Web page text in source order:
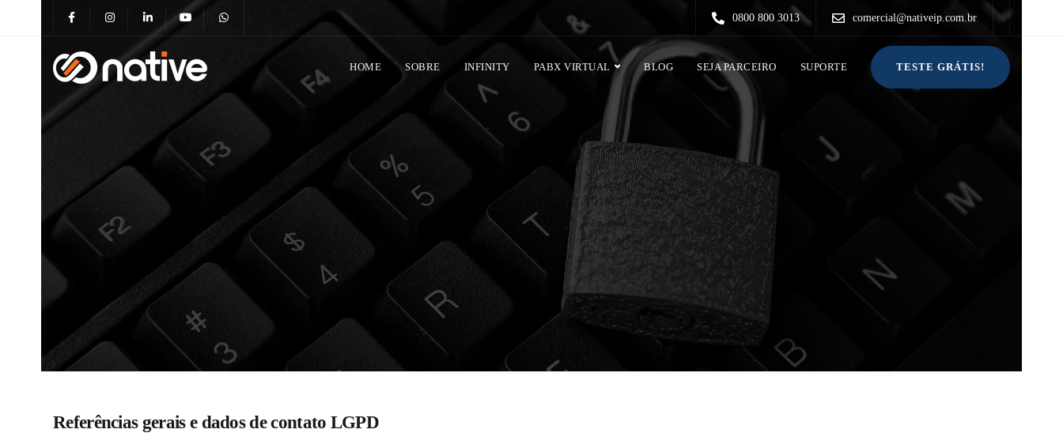
0800 800 3013 comercial@nativeip.com.br
HOME SOBRE INFINITY PABX VIRTUAL BLOG SEJA PARCEIRO SUPORTE TESTE GRÁTIS!
Referências gerais e dados de contato LGPD